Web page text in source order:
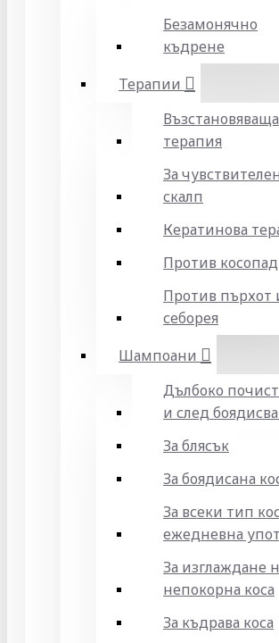
Безамонячно
къдрене
Терапии
Възстановяваща
терапия
За чувствителен
скалп
Кератинова
Против косопад
Против пърхот
себорея
Шампоани
Дълбоко
и след
За блясък
За боядисана
За всеки тип
ежедневна
За изглаждане
непокорна коса
За къдрава коса